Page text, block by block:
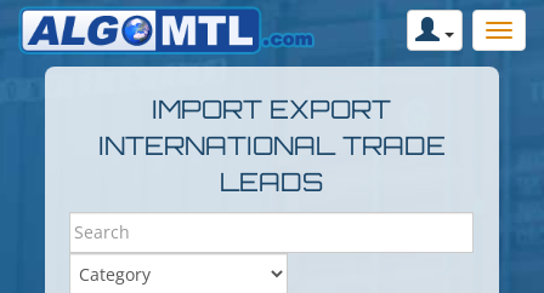
IMPORT EXPORT
INTERNATIONAL TRADE
LEADS